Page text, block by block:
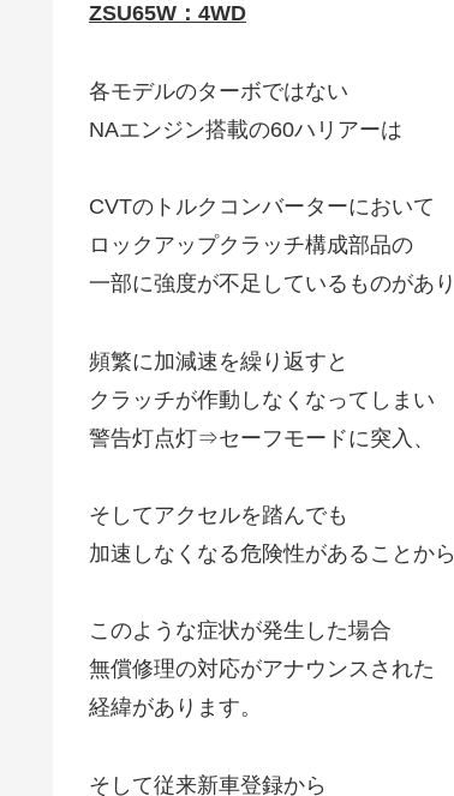
ZSU65W：4WD
各モデルのターボではない
NAエンジン搭載の60ハリアーは
CVTのトルクコンバーターにおいて
ロックアップクラッチ構成部品の
一部に強度が不足しているものがあり
頻繁に加減速を繰り返すと
クラッチが作動しなくなってしまい
警告灯点灯⇒セーフモードに突入、
そしてアクセルを踏んでも
加速しなくなる危険性があることから
このような症状が発生した場合
無償修理の対応がアナウンスされた
経緯があります。
そして従来新車登録から